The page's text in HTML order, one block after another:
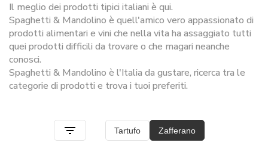
Il meglio dei prodotti tipici italiani è qui.
Spaghetti & Mandolino è quell'amico vero appassionato di
prodotti alimentari e vini che nella vita ha assaggiato tutti
quei prodotti difficili da trovare o che magari neanche
conosci.
Spaghetti & Mandolino è l'Italia da gustare, ricerca tra le
categorie di prodotti e trova i tuoi preferiti.